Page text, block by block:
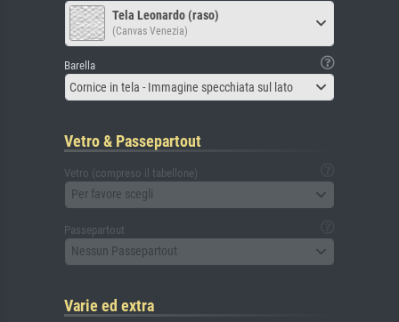
Tela Leonardo (raso)
(Canvas Venezia)
Barella
Cornice in tela - Immagine specchiata sul lato
Vetro & Passepartout
Vetro (compreso il tabellone)
Per favore scegli
Passepartout
Nessun Passepartout
Varie ed extra